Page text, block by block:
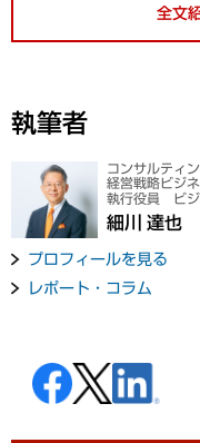
全文
執筆者
コンサルティ
経営戦略ビジ
執行役員 ビジ
細川 達也
プロフィールを見る
レポート・コラム